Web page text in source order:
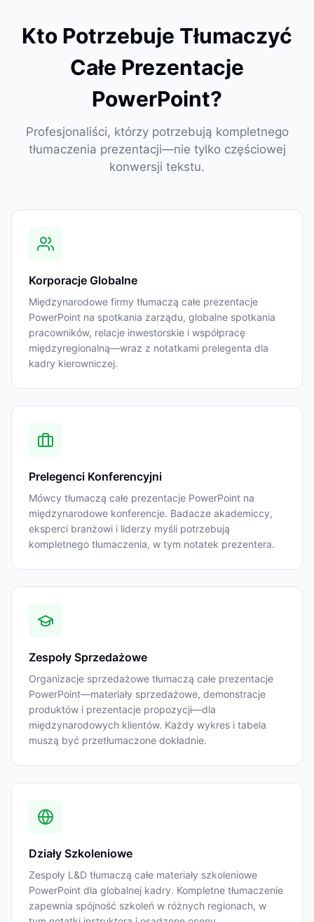
Kto Potrzebuje Tłumaczyć
Całe Prezentacje
PowerPoint?
Profesjonaliści, którzy potrzebują kompletnego
tłumaczenia prezentacji—nie tylko częściowej
konwersji tekstu.
Korporacje Globalne
Międzynarodowe firmy tłumaczą całe prezentacje
PowerPoint na spotkania zarządu, globalne spotkania
pracowników, relacje inwestorskie i współpracę
międzyregionalną—wraz z notatkami prelegenta dla
kadry kierowniczej.
Prelegenci Konferencyjni
Mówcy tłumaczą całe prezentacje PowerPoint na
międzynarodowe konferencje. Badacze akademiccy,
eksperci branżowi i liderzy myśli potrzebują
kompletnego tłumaczenia, w tym notatek prezentera.
Zespoły Sprzedażowe
Organizacje sprzedażowe tłumaczą całe prezentacje
PowerPoint—materiały sprzedażowe, demonstracje
produktów i prezentacje propozycji—dla
międzynarodowych klientów. Każdy wykres i tabela
muszą być przetłumaczone dokładnie.
Działy Szkoleniowe
Zespoły L&D tłumaczą całe materiały szkoleniowe
PowerPoint dla globalnej kadry. Kompletne tłumaczenie
zapewnia spójność szkoleń w różnych regionach, w